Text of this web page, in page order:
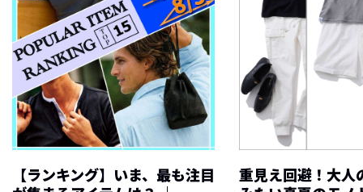
【ランキング】いま、最も注目
重見え回避！大人